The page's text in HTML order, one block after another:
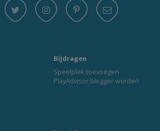
Bijdragen
Speelplek toevoegen
PlayAdvisor blogger worden